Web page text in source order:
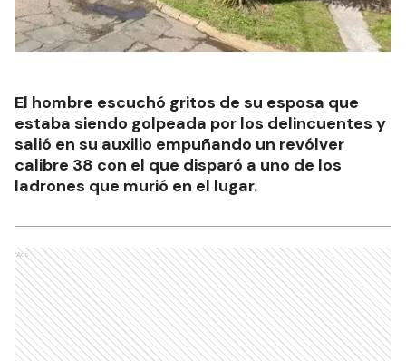
El hombre escuchó gritos de su esposa que
estaba siendo golpeada por los delincuentes y
salió en su auxilio empuñando un revólver
calibre 38 con el que disparó a uno de los
ladrones que murió en el lugar.
Ads